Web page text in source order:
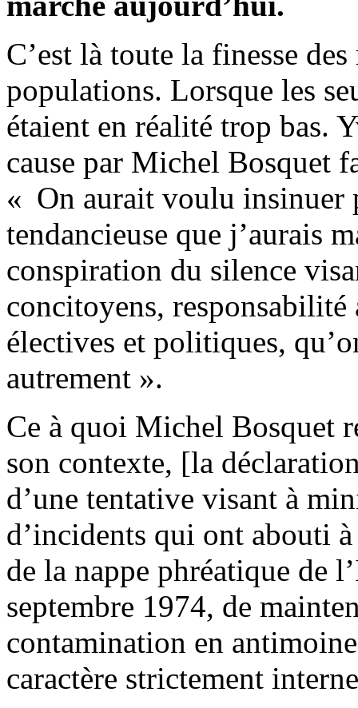
C’est là toute la finesse
populations. Lorsque les
étaient en réalité trop bas.
cause par Michel Bosquet
« On aurait voulu insinuer
tendancieuse que j’aurais
conspiration du silence
concitoyens,
électives et politiques,
autrement ».
Ce à quoi Michel Bosquet
son contexte, [la
d’une tentative visant à
d’incidents qui ont abouti
de la nappe phréatique
septembre 1974, de
contamination en
caractère strictement